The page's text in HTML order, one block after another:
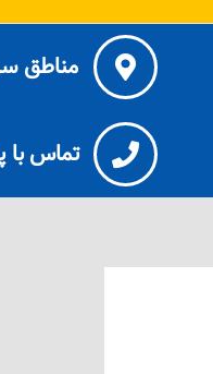
مناطق
تماس با